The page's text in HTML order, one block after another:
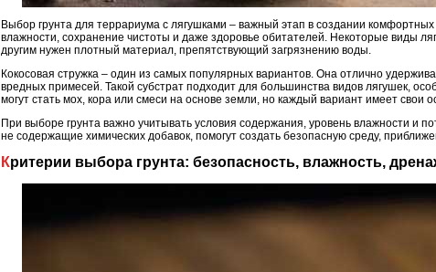
Выбор грунта для террариума с лягушками – важный этап в создании
влажности, сохранение чистоты и даже здоровье обитателей. Некоторые виды
другим нужен плотный материал, препятствующий загрязнению воды.
Кокосовая стружка – один из самых популярных вариантов. Она отлично
вредных примесей. Такой субстрат подходит для большинства видов лягушек,
могут стать мох, кора или смеси на основе земли, но каждый вариант имеет свои
При выборе грунта важно учитывать условия содержания, уровень влажности и
не содержащие химических добавок, помогут создать безопасную среду,
Критерии выбора грунта: безопасность, влажность,